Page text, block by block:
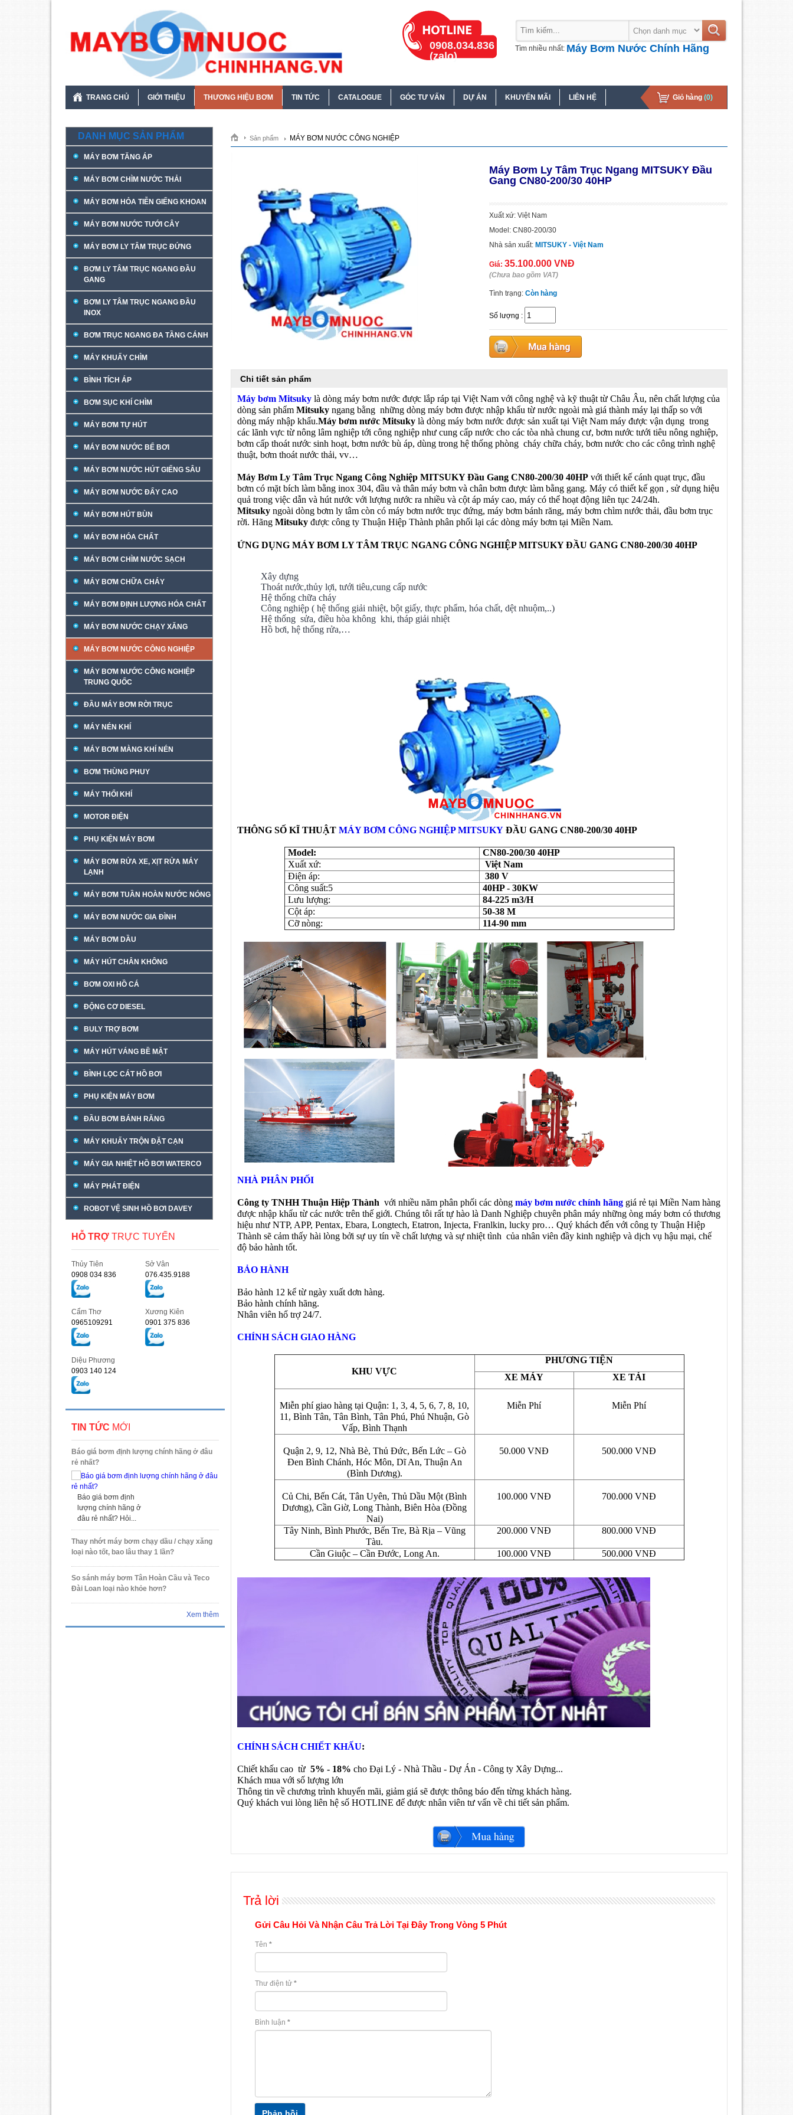
Tìm nhiều nhất: Máy Bơm Nước Chính Hãng
0908.034.836
(zalo)
TRANG CHỦ GIỚI THIỆU THƯƠNG HIỆU BƠM TIN TỨC CATALOGUE GÓC TƯ VẤN DỰ ÁN KHUYẾN MÃI LIÊN HỆ Giỏ hàng (0)
DANH MỤC SẢN PHẨM
MÁY BƠM TĂNG ÁP
MÁY BƠM CHÌM NƯỚC THẢI
MÁY BƠM HỎA TIỄN GIẾNG KHOAN
MÁY BƠM NƯỚC TƯỚI CÂY
MÁY BƠM LY TÂM TRỤC ĐỨNG
BƠM LY TÂM TRỤC NGANG ĐẦU
GANG
BƠM LY TÂM TRỤC NGANG ĐẦU
INOX
BƠM TRỤC NGANG ĐA TẦNG CÁNH
MÁY KHUẤY CHÌM
BÌNH TÍCH ÁP
BƠM SỤC KHÍ CHÌM
MÁY BƠM TỰ HÚT
MÁY BƠM NƯỚC BỂ BƠI
MÁY BƠM NƯỚC HÚT GIẾNG SÂU
MÁY BƠM NƯỚC ĐẨY CAO
MÁY BƠM HÚT BÙN
MÁY BƠM HÓA CHẤT
MÁY BƠM CHÌM NƯỚC SẠCH
MÁY BƠM CHỮA CHÁY
MÁY BƠM ĐỊNH LƯỢNG HÓA CHẤT
MÁY BƠM NƯỚC CHẠY XĂNG
MÁY BƠM NƯỚC CÔNG NGHIỆP
MÁY BƠM NƯỚC CÔNG NGHIỆP
TRUNG QUỐC
ĐẦU MÁY BƠM RỜI TRỤC
MÁY NÉN KHÍ
MÁY BƠM MÀNG KHÍ NÉN
BƠM THÙNG PHUY
MÁY THỔI KHÍ
MOTOR ĐIỆN
PHỤ KIỆN MÁY BƠM
MÁY BƠM RỬA XE, XỊT RỬA MÁY
LẠNH
MÁY BƠM TUẦN HOÀN NƯỚC NÓNG
MÁY BƠM NƯỚC GIA ĐÌNH
MÁY BƠM DẦU
MÁY HÚT CHÂN KHÔNG
BƠM OXI HỒ CÁ
ĐỘNG CƠ DIESEL
BULY TRỢ BƠM
MÁY HÚT VÁNG BỀ MẶT
BÌNH LỌC CÁT HỒ BƠI
PHỤ KIỆN MÁY BƠM
ĐẦU BƠM BÁNH RĂNG
MÁY KHUẤY TRỘN ĐẶT CẠN
MÁY GIA NHIỆT HỒ BƠI WATERCO
MÁY PHÁT ĐIỆN
ROBOT VỆ SINH HỒ BƠI DAVEY
HỖ TRỢ TRỰC TUYẾN
Thủy Tiên
0908 034 836
Sở Vân
076.435.9188
Cẩm Thơ
0965109291
Xương Kiên
0901 375 836
Diệu Phương
0903 140 124
TIN TỨC MỚI
Báo giá bơm định lượng chính hãng ở đâu
rẻ nhất?
Báo giá bơm định
lượng chính hãng ở
đâu rẻ nhất? Hỏi...
Thay nhớt máy bơm chạy dầu / chạy xăng
loại nào tốt, bao lâu thay 1 lần?
So sánh máy bơm Tân Hoàn Cầu và Teco
Đài Loan loại nào khỏe hơn?
Xem thêm
Sản phẩm MÁY BƠM NƯỚC CÔNG NGHIỆP
Máy Bơm Ly Tâm Trục Ngang MITSUKY Đầu
Gang CN80-200/30 40HP
Xuất xứ: Việt Nam
Model: CN80-200/30
Nhà sản xuất: MITSUKY - Việt Nam
Giá: 35.100.000 VNĐ
(Chưa bao gồm VAT)
Tình trạng: Còn hàng
Số lượng :
Chi tiết sản phẩm
Máy bơm Mitsuky là dòng máy bơm nước được lắp ráp tại Việt Nam với công nghệ và kỹ thuật từ Châu Âu, nên chất lượng của
dòng sản phẩm Mitsuky ngang bằng những dòng máy bơm được nhập khẩu từ nước ngoài mà giá thành máy lại thấp so với
dòng máy nhập khẩu.Máy bơm nước Mitsuky là dòng máy bơm nước được sản xuất tại Việt Nam máy được vận dụng trong
các lãnh vực từ nông lâm nghiệp tới công nghiệp như cung cấp nước cho các tòa nhà chung cư, bơm nước tưới tiêu nông nghiệp,
bơm cấp thoát nước sinh hoạt, bơm nước bù áp, dùng trong hệ thống phòng cháy chữa cháy, bơm nước cho các công trình nghệ
thuật, bơm thoát nước thải, vv…
Máy Bơm Ly Tâm Trục Ngang Công Nghiệp MITSUKY Đầu Gang CN80-200/30 40HP với thiết kế cánh quạt trục, đầu
bơm có mặt bích làm bằng inox 304, đầu và thân máy bơm và chân bơm được làm bằng gang. Máy có thiết kế gọn , sử dụng hiệu
quả trong việc dẫn và hút nước với lượng nước ra nhiều và cột áp máy cao, máy có thể hoạt động liên tục 24/24h.
Mitsuky ngoài dòng bơm ly tâm còn có máy bơm nước trục đứng, máy bơm bánh răng, máy bơm chìm nước thải, đầu bơm trục
rời. Hãng Mitsuky được công ty Thuận Hiệp Thành phân phối lại các dòng máy bơm tại Miền Nam.
ỨNG DỤNG MÁY BƠM LY TÂM TRỤC NGANG CÔNG NGHIỆP MITSUKY ĐẦU GANG CN80-200/30 40HP
Xây dựng
Thoát nước,thủy lợi, tưới tiêu,cung cấp nước
Hệ thống chữa cháy
Công nghiệp ( hệ thống giải nhiệt, bột giấy, thực phẩm, hóa chất, dệt nhuộm,..)
Hệ thống sửa, điều hòa không khi, tháp giải nhiệt
Hồ bơi, hệ thống rửa,…
THÔNG SỐ KĨ THUẬT MÁY BƠM CÔNG NGHIỆP MITSUKY ĐẦU GANG CN80-200/30 40HP
Model:
CN80-200/30 40HP
Xuất xứ:
Việt Nam
Điện áp:
380 V
Công suất:5
40HP - 30KW
Lưu lượng:
84-225 m3/H
Cột áp:
50-38 M
Cỡ nòng:
114-90 mm
NHÀ PHÂN PHỐI
Công ty TNHH Thuận Hiệp Thành với nhiều năm phân phối các dòng máy bơm nước chính hãng giá rẻ tại Miền Nam hàng
được nhập khẩu từ các nước trên thế giới. Chúng tôi rất tự hào là Danh Nghiệp chuyên phân máy những òng máy bơm có thương
hiệu như NTP, APP, Pentax, Ebara, Longtech, Etatron, Injecta, Franlkin, lucky pro… Quý khách đến với công ty Thuận Hiệp
Thành sẽ cảm thấy hài lòng bởi sự uy tín về chất lượng và sự nhiệt tình của nhân viên đầy kinh nghiệp và dịch vụ hậu mại, chế
độ bảo hành tốt.
BẢO HÀNH
Bảo hành 12 kể từ ngày xuất dơn hàng.
Bảo hành chính hãng.
Nhân viên hổ trợ 24/7.
CHÍNH SÁCH GIAO HÀNG
KHU VỰC
PHƯƠNG TIỆN
XE MÁY
XE TẢI
Miễn phí giao hàng tại Quận: 1, 3, 4, 5, 6, 7, 8, 10,
11, Bình Tân, Tân Bình, Tân Phú, Phú Nhuận, Gò
Vấp, Bình Thạnh
Miễn Phí Miễn Phí
Quận 2, 9, 12, Nhà Bè, Thủ Đức, Bến Lức – Gò
Đen Bình Chánh, Hóc Môn, Dĩ An, Thuận An
(Bình Dương).
50.000 VNĐ 500.000 VNĐ
Củ Chi, Bến Cát, Tân Uyên, Thủ Dầu Một (Bình
Dương), Cần Giờ, Long Thành, Biên Hòa (Đồng
Nai)
100.000 VNĐ 700.000 VNĐ
Tây Ninh, Bình Phước, Bến Tre, Bà Rịa – Vũng
Tàu.
200.000 VNĐ 800.000 VNĐ
Cần Giuộc – Cần Đước, Long An. 100.000 VNĐ 500.000 VNĐ
CHÍNH SÁCH CHIẾT KHẤU:
Chiết khấu cao từ 5% - 18% cho Đại Lý - Nhà Thầu - Dự Án - Công ty Xây Dựng...
Khách mua với số lượng lớn
Thông tin về chương trình khuyến mãi, giảm giá sẽ được thông báo đến từng khách hàng.
Quý khách vui lòng liên hệ số HOTLINE để được nhân viên tư vấn về chi tiết sản phẩm.
Trả lời
Gửi Câu Hỏi Và Nhận Câu Trả Lời Tại Đây Trong Vòng 5 Phút
Tên *
Thư điện tử *
Bình luận *